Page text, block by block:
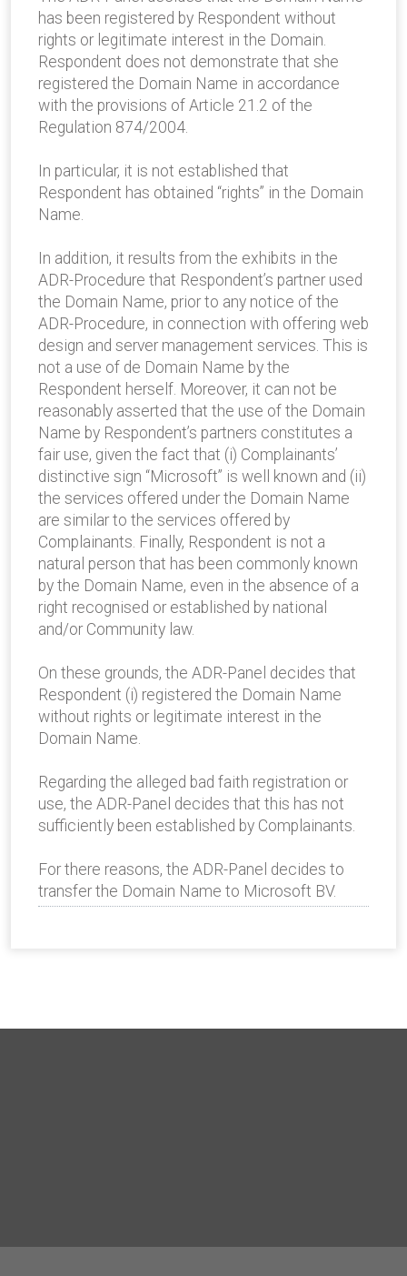
has been registered by Respondent without
rights or legitimate interest in the Domain.
Respondent does not demonstrate that she
registered the Domain Name in accordance
with the provisions of Article 21.2 of the
Regulation 874/2004.
In particular, it is not established that
Respondent has obtained “rights” in the Domain
Name.
In addition, it results from the exhibits in the
ADR-Procedure that Respondent’s partner used
the Domain Name, prior to any notice of the
ADR-Procedure, in connection with offering web
design and server management services. This is
not a use of de Domain Name by the
Respondent herself. Moreover, it can not be
reasonably asserted that the use of the Domain
Name by Respondent’s partners constitutes a
fair use, given the fact that (i) Complainants’
distinctive sign “Microsoft” is well known and (ii)
the services offered under the Domain Name
are similar to the services offered by
Complainants. Finally, Respondent is not a
natural person that has been commonly known
by the Domain Name, even in the absence of a
right recognised or established by national
and/or Community law.
On these grounds, the ADR-Panel decides that
Respondent (i) registered the Domain Name
without rights or legitimate interest in the
Domain Name.
Regarding the alleged bad faith registration or
use, the ADR-Panel decides that this has not
sufficiently been established by Complainants.
For there reasons, the ADR-Panel decides to
transfer the Domain Name to Microsoft BV.